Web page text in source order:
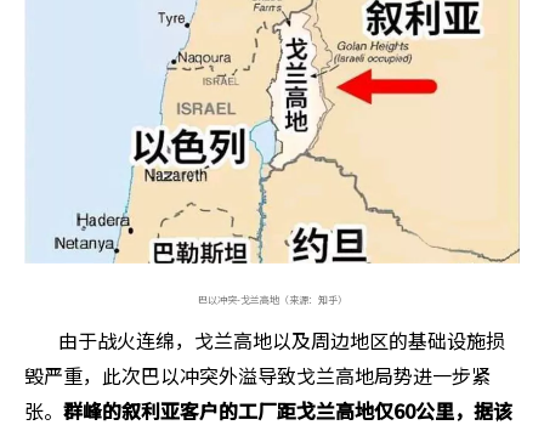
巴以冲突-戈兰高地（来源：知乎）
由于战火连绵，戈兰高地以及周边地区的基础设施损
毁严重，此次巴以冲突外溢导致戈兰高地局势进一步紧
张。 群峰的叙利亚客户的工厂距戈兰高地仅60公里，据该